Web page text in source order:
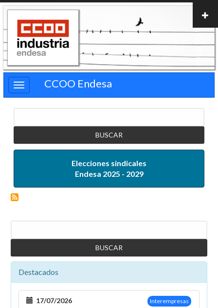
Pasar
contenido
principal
CCOO Endesa
Elecciones sindicales
Endesa 2025 - 2029
Destacados
Interempresas
17/07/2026